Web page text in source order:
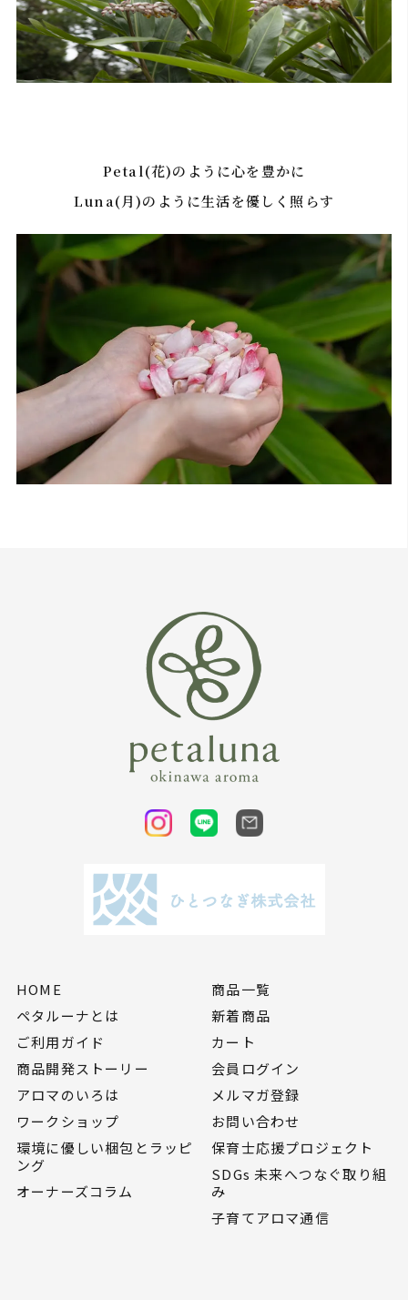
Petal(花)のように心を豊かに
Luna(月)のように生活を優しく照らす
HOME
ペタルーナとは
ご利用ガイド
商品開発ストーリー
アロマのいろは
ワークショップ
環境に優しい梱包とラッピ
ング
オーナーズコラム
商品一覧
新着商品
カート
会員ログイン
メルマガ登録
お問い合わせ
保育士応援プロジェクト
SDGs 未来へつなぐ取り組
み
子育てアロマ通信